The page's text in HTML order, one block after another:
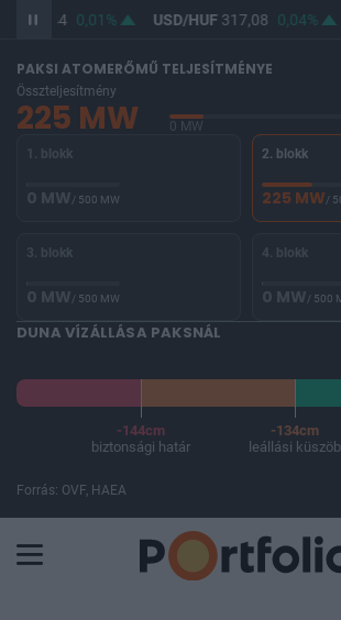
365,44 0,01% USD/HUF317,08 0,04%
PAKSI ATOMERŐMŰ TELJESÍTMÉNYE
Összteljesítmény
225 MW 0 MW
1. blokk
0 MW/ 500 MW
2. blokk
225 MW/
3. blokk
0 MW/ 500 MW
4. blokk
0 MW/ 500
DUNA VÍZÁLLÁSA PAKSNÁL
-144cm
biztonsági határ
-134cm
leállási küszöb
Forrás: OVF, HAEA